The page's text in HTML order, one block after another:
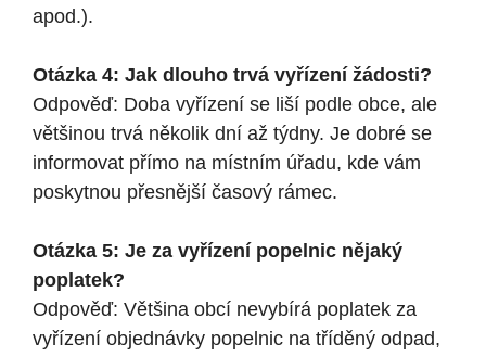
apod.).
Otázka 4: Jak dlouho trvá vyřízení žádosti?
Odpověď: Doba vyřízení se liší podle obce, ale
většinou trvá několik dní až týdny. Je dobré se
informovat přímo na místním úřadu, kde vám
poskytnou přesnější časový rámec.
Otázka 5: Je za vyřízení popelnic nějaký
poplatek?
Odpověď: Většina obcí nevybírá poplatek za
vyřízení objednávky popelnic na tříděný odpad,